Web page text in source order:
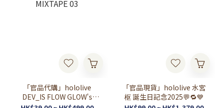
「官品代購」hololive
DEV_IS FLOW GLOW's
MIXTAPE 03
「官品現貨」hololive 水宮
枢 誕生日記念2025💬🔁💙